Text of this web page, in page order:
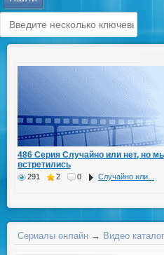
486 Серия Случайно или нет, но
встретились
291 2 0 Случайно или...
Сериалы онлайн → Видео каталог